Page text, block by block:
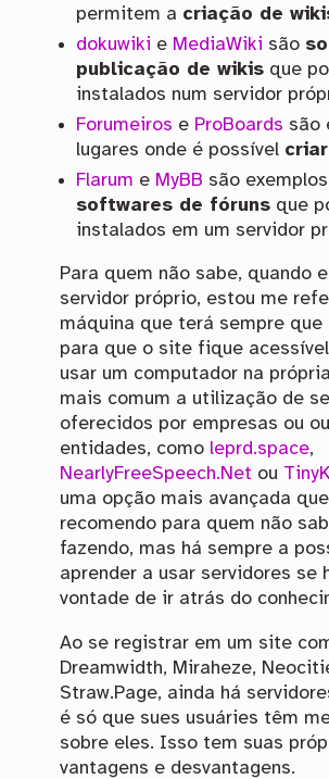
permitem a criação de
dokuwiki e MediaWiki são
publicação de wikisque
instalados num servidor
Forumeiros e ProBoards são
lugares onde é possível
Flarum e MyBB são
softwares de fórunsque
instalados em um servidor
Para quem não sabe, quando
servidor próprio, estou me
máquina que terá sempre
para que o site fique
usar um computador na
mais comum a utilização de
oferecidos por empresas ou
entidades, como leprd.space,
NearlyFreeSpeech.Net ou
uma opção mais avançada
recomendo para quem não
fazendo, mas há sempre a
aprender a usar servidores se
vontade de ir atrás do
Ao se registrar em um site
Dreamwidth, Miraheze,
Straw.Page, ainda há
é só que sues usuáries têm
sobre eles. Isso tem suas
vantagens e desvantagens.